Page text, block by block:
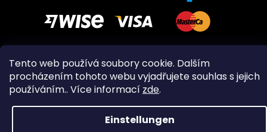
Tento web používá soubory cookie. Dalším
procházením tohoto webu vyjadřujete souhlas s jejich
používáním.. Více informací zde.
Einstellungen
Copyright 2026PeltramMinerals. Alle Rechte
vorbehalten.